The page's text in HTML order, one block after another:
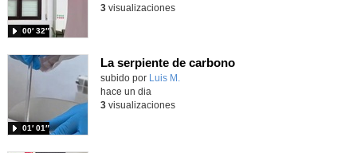
00′ 32″
3visualizaciones
La serpiente de carbono
Contenido educativo.
subido por Luis M.
01′ 01″
hace un dia
3visualizaciones